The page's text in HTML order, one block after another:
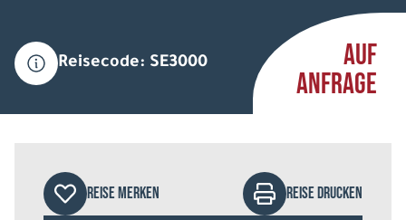
Reisecode: SE3000
AUF
ANFRAGE
REISE MERKEN REISE DRUCKEN